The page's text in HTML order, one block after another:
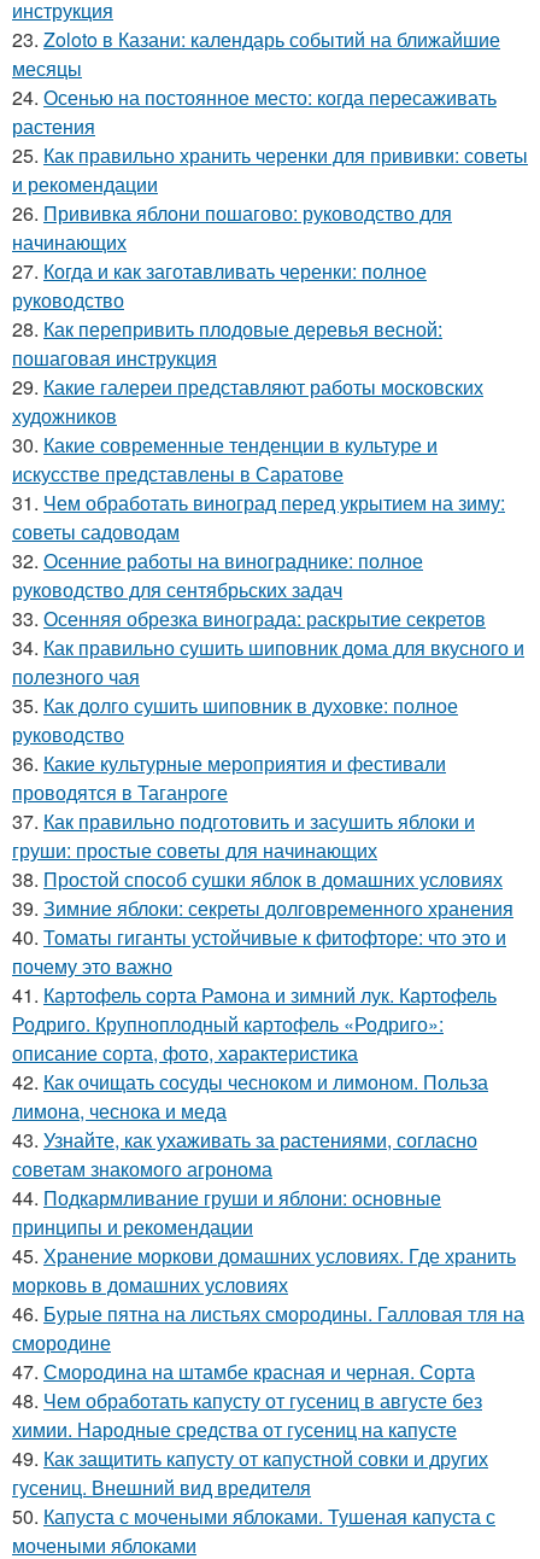
инструкция
23. Zoloto в Казани: календарь событий на ближайшие
месяцы
24. Осенью на постоянное место: когда пересаживать
растения
25. Как правильно хранить черенки для прививки: советы
и рекомендации
26. Прививка яблони пошагово: руководство для
начинающих
27. Когда и как заготавливать черенки: полное
руководство
28. Как перепривить плодовые деревья весной:
пошаговая инструкция
29. Какие галереи представляют работы московских
художников
30. Какие современные тенденции в культуре и
искусстве представлены в Саратове
31. Чем обработать виноград перед укрытием на зиму:
советы садоводам
32. Осенние работы на винограднике: полное
руководство для сентябрьских задач
33. Осенняя обрезка винограда: раскрытие секретов
34. Как правильно сушить шиповник дома для вкусного и
полезного чая
35. Как долго сушить шиповник в духовке: полное
руководство
36. Какие культурные мероприятия и фестивали
проводятся в Таганроге
37. Как правильно подготовить и засушить яблоки и
груши: простые советы для начинающих
38. Простой способ сушки яблок в домашних условиях
39. Зимние яблоки: секреты долговременного хранения
40. Томаты гиганты устойчивые к фитофторе: что это и
почему это важно
41. Картофель сорта Рамона и зимний лук. Картофель
Родриго. Крупноплодный картофель «Родриго»:
описание сорта, фото, характеристика
42. Как очищать сосуды чесноком и лимоном. Польза
лимона, чеснока и меда
43. Узнайте, как ухаживать за растениями, согласно
советам знакомого агронома
44. Подкармливание груши и яблони: основные
принципы и рекомендации
45. Хранение моркови домашних условиях. Где хранить
морковь в домашних условиях
46. Бурые пятна на листьях смородины. Галловая тля на
смородине
47. Смородина на штамбе красная и черная. Сорта
48. Чем обработать капусту от гусениц в августе без
химии. Народные средства от гусениц на капусте
49. Как защитить капусту от капустной совки и других
гусениц. Внешний вид вредителя
50. Капуста с мочеными яблоками. Тушеная капуста с
мочеными яблоками